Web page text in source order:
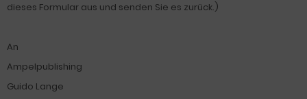
dieses Formular aus und senden Sie es zurück.)
An
Ampelpublishing
Guido Lange